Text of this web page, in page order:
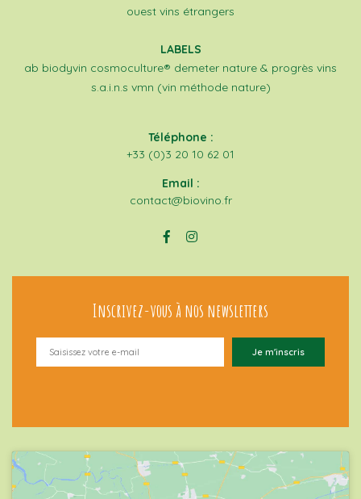
ouest vins étrangers
LABELS
ab biodyvin cosmoculture® demeter nature & progrès vins
s.a.i.n.s vmn (vin méthode nature)
Téléphone :
+33 (0)3 20 10 62 01
Email :
contact@biovino.fr
Inscrivez-vous à nos newsletters